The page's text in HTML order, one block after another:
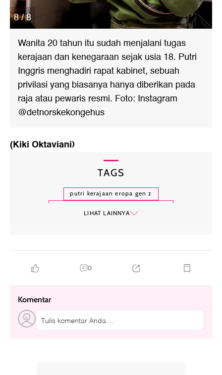
8 / 8
Wanita 20 tahun itu sudah menjalani tugas
kerajaan dan kenegaraan sejak usia 18. Putri
Inggris menghadiri rapat kabinet, sebuah
privilasi yang biasanya hanya diberikan pada
raja atau pewaris resmi. Foto: Instagram
@detnorskekongehus
(Kiki Oktaviani)
TAGS
putri kerajaan eropa gen z
LIHAT LAINNYA
0
Komentar
Tulis komentar Anda....